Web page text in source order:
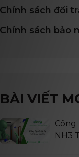
Chính sách đổi
Chính sách bảo
BÀI VIẾT
Công
NH3